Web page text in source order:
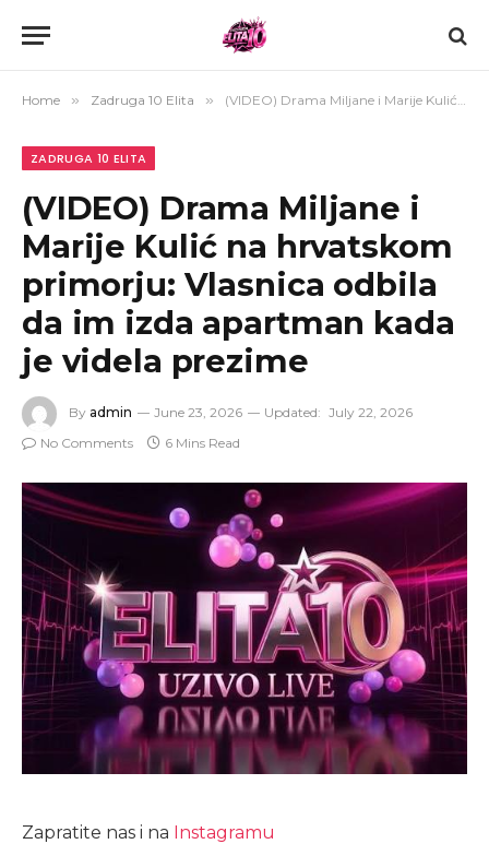
Home » Zadruga 10 Elita » (VIDEO) Drama Miljane i Marije Kulić na hrvatskom primorju: Vlasnica odbila da im izda apartman kada je videla prezime
ZADRUGA 10 ELITA
(VIDEO) Drama Miljane i
Marije Kulić na hrvatskom
primorju: Vlasnica odbila
da im izda apartman kada
je videla prezime
By admin June 23, 2026 Updated: July 22, 2026
No Comments
6 Mins Read
Zapratite nas i na Instagramu